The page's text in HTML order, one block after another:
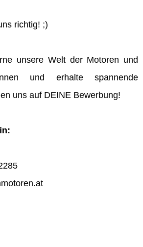
richtig! ;)
unsere Welt der Motoren und
und erhalte spannende
uns auf DEINE Bewerbung!